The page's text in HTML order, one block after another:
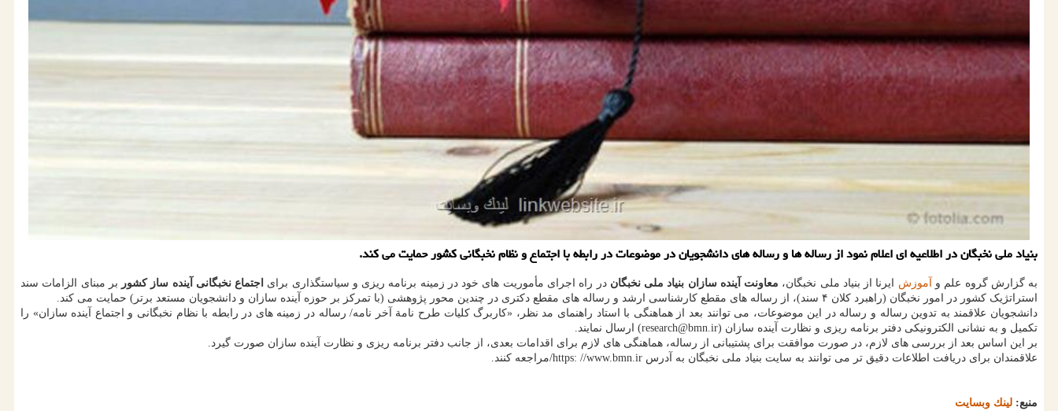
بنیاد ملی نخبگان در اطلاعیه ای اعلام نمود از رساله ها و رساله های دانشجویان در موضوعات در رابطه با اجتماع و نظام نخبگانی کشور حمایت می کند.
به گزارش گروه علم و آموزش ایرنا از بنیاد ملی نخبگان، معاونت آینده سازان بنیاد ملی نخبگان در راه اجرای مأموریت های خود در زمینه برنامه ریزی و سیاستگذاری برای اجتماع نخبگانی آینده ساز کشور بر مبنای الزامات سند
استراتژیک کشور در امور نخبگان (راهبرد کلان ۴ سند)، از رساله های مقطع کارشناسی ارشد و رساله های مقطع دکتری در چندین محور پژوهشی (با تمرکز بر حوزه آینده سازان و دانشجویان مستعد برتر) حمایت می کند.
دانشجویان علاقمند به تدوین رساله و رساله در این موضوعات، می توانند بعد از هماهنگی با استاد راهنمای مد نظر، «کاربرگ کلیات طرح نامة آخر نامه/ رساله در زمینه های در رابطه با نظام نخبگانی و اجتماع آینده سازان» را
تکمیل و به نشانی الکترونیکی دفتر برنامه ریزی و نظارت آینده سازان (research@bmn.ir) ارسال نمایند.
بر این اساس بعد از بررسی های لازم، در صورت موافقت برای پشتیبانی از رساله، هماهنگی های لازم برای اقدامات بعدی، از جانب دفتر برنامه ریزی و نظارت آینده سازان صورت گیرد.
علاقمندان برای دریافت اطلاعات دقیق تر می توانند به سایت بنیاد ملی نخبگان به آدرس https: //www.bmn.ir/مراجعه کنند.
منبع: لینك وبسایت